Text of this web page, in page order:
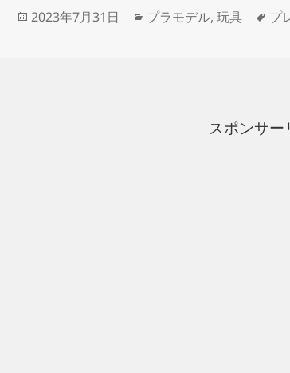
投
2023年7月31日
カ
プラモデル,玩具
タ
プ
スポンサー